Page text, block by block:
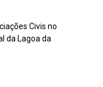
Civis no
da Lagoa da